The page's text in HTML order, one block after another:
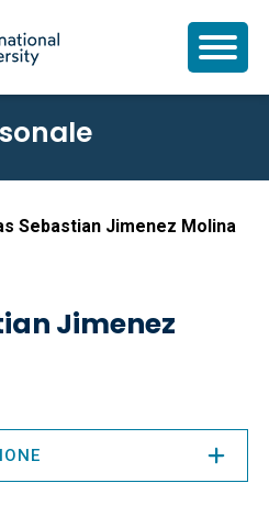
Sebastian Jimenez Molina
Jimenez